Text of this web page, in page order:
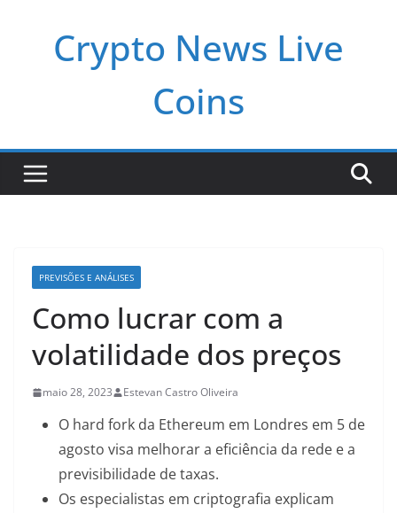
Crypto News Live
Coins
PREVISÕES E ANÁLISES
Como lucrar com a
volatilidade dos preços
maio 28, 2023 Estevan Castro Oliveira
O hard fork da Ethereum em Londres em 5 de
agosto visa melhorar a eficiência da rede e a
previsibilidade de taxas.
Os especialistas em criptografia explicam